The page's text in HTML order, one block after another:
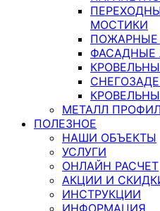
МОСТИКИ
ФАСАДНЫЕ
МЕТАЛЛ
ПОЛЕЗНОЕ
НАШИ ОБЪЕКТЫ
УСЛУГИ
ОНЛАЙН РАСЧЕТ
АКЦИИ И
ИНСТРУКЦИИ
ИНФОРМАЦИЯ